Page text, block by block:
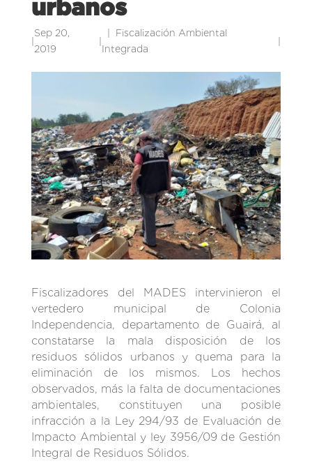
urbanos
|
Sep 20,
2019
|
Fiscalización Ambiental
Integrada
|
Fiscalizadores del MADES intervinieron el
vertedero municipal de Colonia
Independencia, departamento de Guairá, al
constatarse la mala disposición de los
residuos sólidos urbanos y quema para la
eliminación de los mismos. Los hechos
observados, más la falta de documentaciones
ambientales, constituyen una posible
infracción a la Ley 294/93 de Evaluación de
Impacto Ambiental y ley 3956/09 de Gestión
Integral de Residuos Sólidos.